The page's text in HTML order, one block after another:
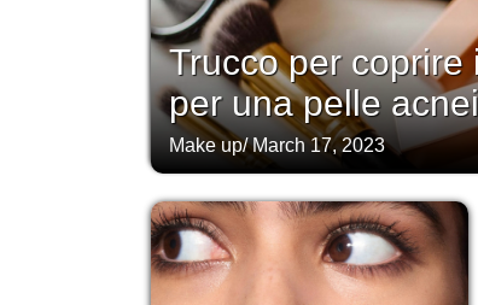
Trucco per
per una pelle
Make up/March 17, 2023